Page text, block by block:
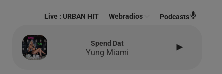
Live : URBAN HIT Webradios Podcasts
Spend Dat
Yung Miami